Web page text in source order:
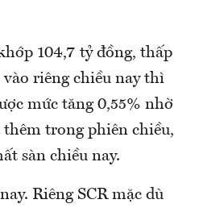
104,7 tỷ đồng, thấp
riêng chiều nay thì
mức tăng 0,55% nhờ
thêm trong phiên chiều,
sàn chiều nay.
Riêng SCR mặc dù